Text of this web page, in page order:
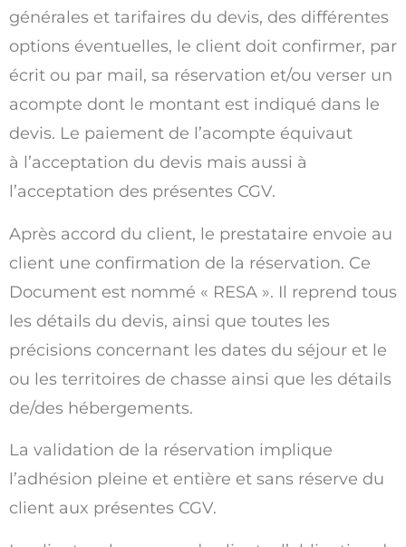
générales et tarifaires du devis, des différentes
options éventuelles, le client doit confirmer, par
écrit ou par mail, sa réservation et/ou verser un
acompte dont le montant est indiqué dans le
devis. Le paiement de l’acompte équivaut
à l’acceptation du devis mais aussi à
l’acceptation des présentes CGV.
Après accord du client, le prestataire envoie au
client une confirmation de la réservation. Ce
Document est nommé « RESA ». Il reprend tous
les détails du devis, ainsi que toutes les
précisions concernant les dates du séjour et le
ou les territoires de chasse ainsi que les détails
de/des hébergements.
La validation de la réservation implique
l’adhésion pleine et entière et sans réserve du
client aux présentes CGV.